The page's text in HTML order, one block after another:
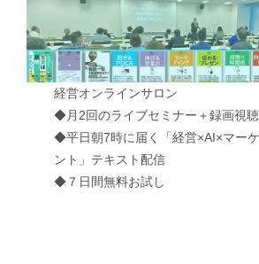
経営オンラインサロン
◆月2回のライブセミナー＋録画視聴
◆平日朝7時に届く「経営×AI×マー
ント」テキスト配信
◆７日間無料お試し